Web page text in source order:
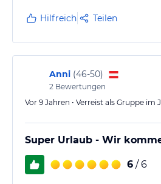
Hilfreich Teilen
Anni (46-50)
2 Bewertungen
Vor 9 Jahren • Verreist als Gruppe im
Super Urlaub - Wir
6 / 6